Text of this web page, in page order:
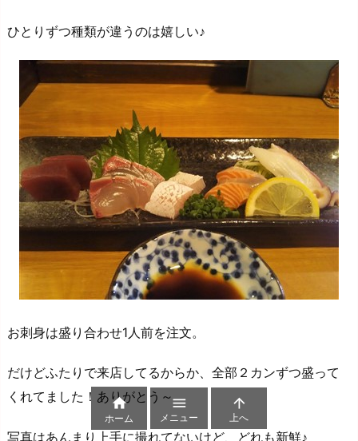
ひとりずつ種類が違うのは嬉しい♪
お刺身は盛り合わせ1人前を注文。
だけどふたりで来店してるからか、全部２カンずつ盛って
くれてました！ありがとう～
写真はあんまり上手に撮れてないけど、どれも新鮮♪

ホーム

メニュー

上へ